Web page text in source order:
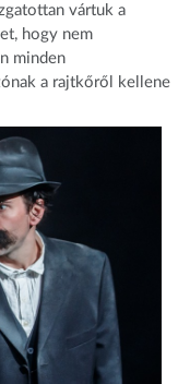
vártuk a
hogy nem
minden
a rajtkőről kellene